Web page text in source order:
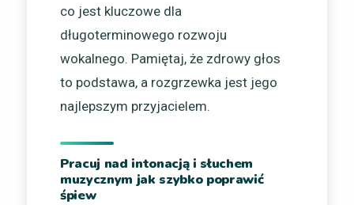
co jest kluczowe dla
długoterminowego rozwoju
wokalnego. Pamiętaj, że zdrowy głos
to podstawa, a rozgrzewka jest jego
najlepszym przyjacielem.
Pracuj nad intonacją i słuchem
muzycznym jak szybko poprawić
śpiew